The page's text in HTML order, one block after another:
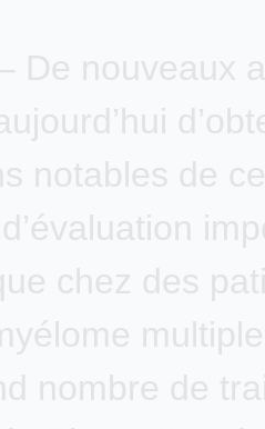
De nouveaux
notables de
chez des
nombre de